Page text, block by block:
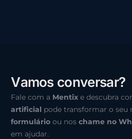
Vamos conversar?
Fale com a Mentix e descubra
artificial pode transformar o seu
formulário ou noschame no
em ajudar.